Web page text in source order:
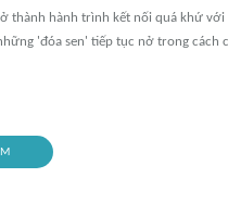
thành hành trình kết nối quá khứ
'đóa sen' tiếp tục nở trong cách